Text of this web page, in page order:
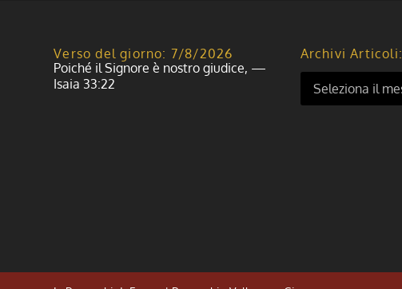
Verso del giorno: 7/8/2026
Poiché il Signore è nostro giudice, —
Isaia 33:22
Archivi Articoli: